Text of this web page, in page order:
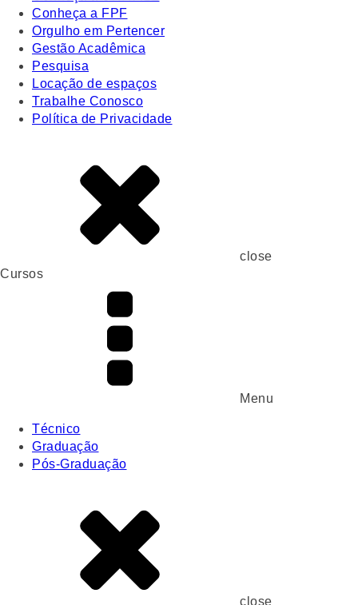
Conheça a FPF
Orgulho em Pertencer
Gestão Acadêmica
Pesquisa
Locação de espaços
Trabalhe Conosco
Política de Privacidade
close
Cursos
Menu
Técnico
Graduação
Pós-Graduação
close